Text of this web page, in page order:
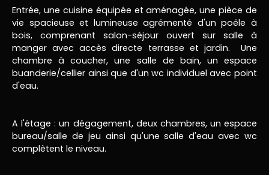
Entrée, une cuisine équipée et aménagée, une pièce de
vie spacieuse et lumineuse agrémenté d'un poêle à
bois, comprenant salon-séjour ouvert sur salle à
manger avec accès directe terrasse et jardin. Une
chambre à coucher, une salle de bain, un espace
buanderie/cellier ainsi que d'un wc individuel avec point
d'eau.
A l'étage : un dégagement, deux chambres, un espace
bureau/salle de jeu ainsi qu'une salle d'eau avec wc
complètent le niveau.